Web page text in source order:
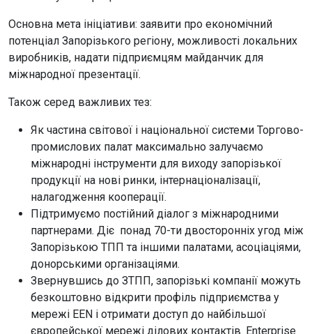
Основна мета ініціативи: заявити про економічний
потенціал Запорізького регіону, можливості локальних
виробників, надати підприємцям майданчик для
міжнародної презентації.
Також серед важливих тез:
Як частина світової і національної системи Торгово-
промислових палат максимально залучаємо
міжнародні інструменти для виходу запорізької
продукції на нові ринки, інтернаціоналізації,
налагодження кооперації.
Підтримуємо постійний діалог з міжнародними
партнерами. Діє понад 70-ти двосторонніх угод між
Запорізькою ТПП та іншими палатами, асоціаціями,
донорськими організаціями.
Звернувшись до ЗТПП, запорізькі компанії можуть
безкоштовно відкрити профіль підприємства у
мережі EEN і отримати доступ до найбільшої
європейської мережі ділових контактів. Enterprise